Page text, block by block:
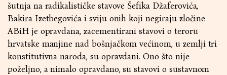
šutnja na radikalističke stavove Šefika Džaferovića,
Bakira Izetbegovića i sviju onih koji negiraju zločine
ABiH je opravdana, zacementirani stavovi o teroru
hrvatske manjine nad bošnjačkom većinom, u zemlji tri
konstitutivna naroda, su opravdani. Ono što nije
poželjno, a nimalo opravdano, su stavovi o sustavnom